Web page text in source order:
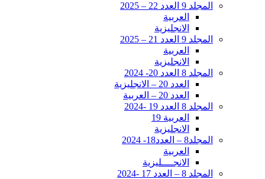
المجلد 9 العدد 22 – 2025
العربية
الانجليزية
المجلد 9 العدد 21 – 2025
العربية
الانجليزية
المجلد 8 العدد 20- 2024
العدد 20 – الانجليزية
العدد 20 – العربية
المجلد 8 العدد 19 -2024
العربية 19
الانجليزية
المجلد8 – العدد18- 2024
العربية
الانجــــليزية
المجلد 8 – العدد 17 -2024